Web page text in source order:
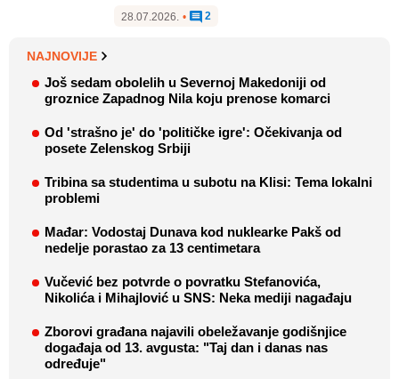
28.07.2026. • 2
NAJNOVIJE
Još sedam obolelih u Severnoj Makedoniji od
groznice Zapadnog Nila koju prenose komarci
Od 'strašno je' do 'političke igre': Očekivanja od
posete Zelenskog Srbiji
Tribina sa studentima u subotu na Klisi: Tema lokalni
problemi
Mađar: Vodostaj Dunava kod nuklearke Pakš od
nedelje porastao za 13 centimetara
Vučević bez potvrde o povratku Stefanovića,
Nikolića i Mihajlović u SNS: Neka mediji nagađaju
Zborovi građana najavili obeležavanje godišnjice
događaja od 13. avgusta: "Taj dan i danas nas
određuje"